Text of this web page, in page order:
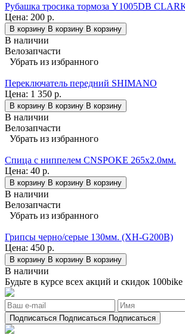
Рубашка тросика тормоза Y1005DB
Цена: 200 р.
В корзину В корзину В корзину
В наличии
Велозапчасти
Убрать из избранного
Переключатель передний SHIMANO
Цена: 1 350 р.
В корзину В корзину В корзину
В наличии
Велозапчасти
Убрать из избранного
Спица с ниппелем CNSPOKE 265х2.0мм.
Цена: 40 р.
В корзину В корзину В корзину
В наличии
Велозапчасти
Убрать из избранного
Грипсы черно/серые 130мм. (XH-G200B)
Цена: 450 р.
В корзину В корзину В корзину
В наличии
Будьте в курсе всех акций и скидок 100bike
Подписаться Подписаться Подписаться